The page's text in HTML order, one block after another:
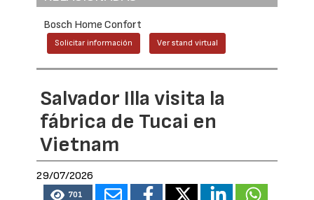
Bosch Home Confort
Solicitar información Ver stand virtual
Salvador Illa visita la
fábrica de Tucai en
Vietnam
29/07/2026
701